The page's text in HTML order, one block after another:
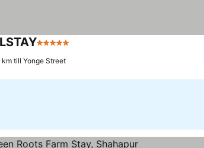
5 Stjärnor
km till Yonge Street